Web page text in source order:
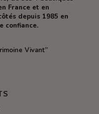
France et en
depuis 1985 en
confiance.
Vivant”